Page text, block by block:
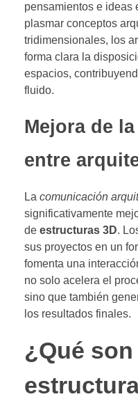
pensamientos e ideas
plasmar conceptos
tridimensionales, los
forma clara la
espacios,
fluido.
Mejora de
entre
La comunicación
significativamente
de estructuras 3D.
sus proyectos en un
fomenta una
no solo acelera el
sino que también
los resultados finales.
¿Qué